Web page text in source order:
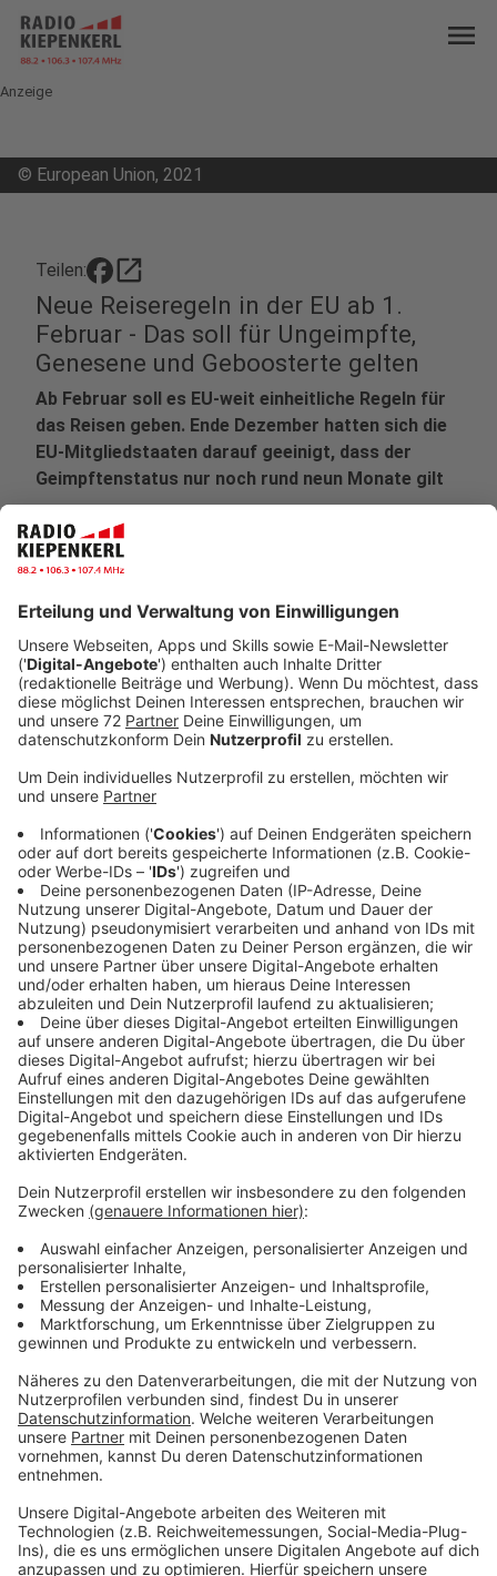
menu
Anzeige
© European Union, 2021
Teilen: open_in_new
Neue Reiseregeln in der EU ab 1.
Februar - Das soll für Ungeimpfte,
Genesene und Geboosterte gelten
Ab Februar soll es EU-weit einheitliche Regeln für
das Reisen geben. Ende Dezember hatten sich die
EU-Mitgliedstaaten darauf geeinigt, dass der
Geimpftenstatus nur noch rund neun Monate gilt
Veröffentlicht:
Die Omikron-Welle rollt durch Europa. Einige Länder
lockern trotzdem - andere verschärfen die
Maßnahmen. Die Regeln unterscheiden sich teils
erheblich von Land zu Land. Das hat vor allem für
Genesene und Ungeimpfte Folgen. Sie sollten sich vor
der Einreise in ein Land mit den jeweiligen Regeln
Reisen für Geimpfte. Das gilt besonders für einen
relativ aktuellen Impfschutz, wie dem Booster.
Anzeige
Die größten Umstände gelten weiter für
Ungeimpfte
Anzeige
Ungeimpfte müssen weiter mit den größten
Einschränkungen bei Reisen ins EU-Ausland rechnen.
Sie müssen weiter einen negativen Schnell- oder PCR-
Test vorlegen. In einige Länder dürfen sie allerdings
gar nicht erst einreisen, etwa Finnland. In anderen
Ländern wie Italien gilt eine Quarantäne-Pflicht für
Ungeimpfte. Eine Übersicht über die aktuellen Regeln
in den jeweiligen Ländern gibt esHIER
Anzeige
Diese Reise-Regeln sollen in der EU gelten
Anzeige
Der Impfstatus soll 270 Tage gelten. Das heißt,